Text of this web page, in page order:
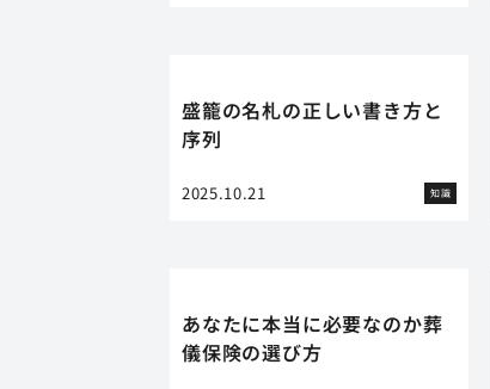
盛籠の名札の正しい書き方と
序列
2025.10.21 知識
あなたに本当に必要なのか葬
儀保険の選び方